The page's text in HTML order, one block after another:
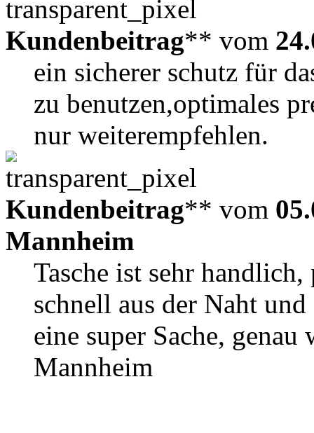
Kundenbeitrag** vom
ein sicherer schutz für
zu benutzen,optimales
nur weiterempfehlen.
Kundenbeitrag** vom
Mannheim
Tasche ist sehr
schnell aus der Naht
eine super Sache,
Mannheim